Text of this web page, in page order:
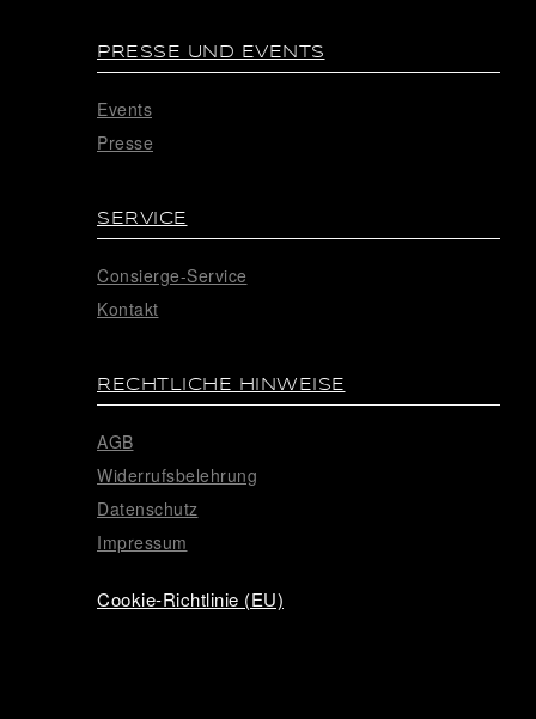
PRESSE UND EVENTS
Events
Presse
SERVICE
Consierge-Service
Kontakt
RECHTLICHE HINWEISE
AGB
Widerrufsbelehrung
Datenschutz
Impressum
Cookie-Richtlinie (EU)